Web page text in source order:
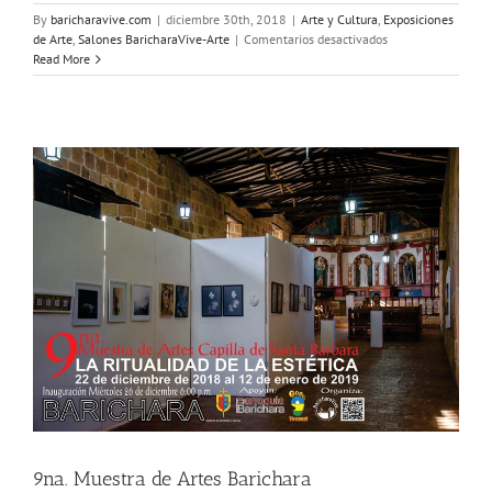
By baricharavive.com | diciembre 30th, 2018 | Arte y Cultura, Exposiciones
de Arte, Salones BaricharaVive-Arte | Comentarios desactivadosen
9na.
en
Barichara
Read More
9na. Muestra de Artes Barichara